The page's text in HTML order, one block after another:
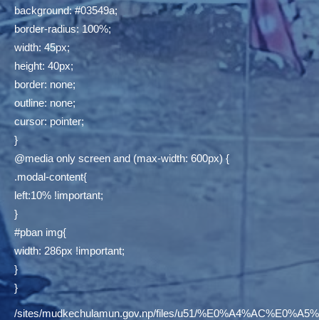
background: #03549a;
border-radius: 100%;
width: 45px;
height: 40px;
border: none;
outline: none;
cursor: pointer;
}
@media only screen and (max-width: 600px) {
.modal-content{
left:10% !important;
}
#pban img{
width: 286px !important;
}
}
/sites/mudkechulamun.gov.np/files/u51/